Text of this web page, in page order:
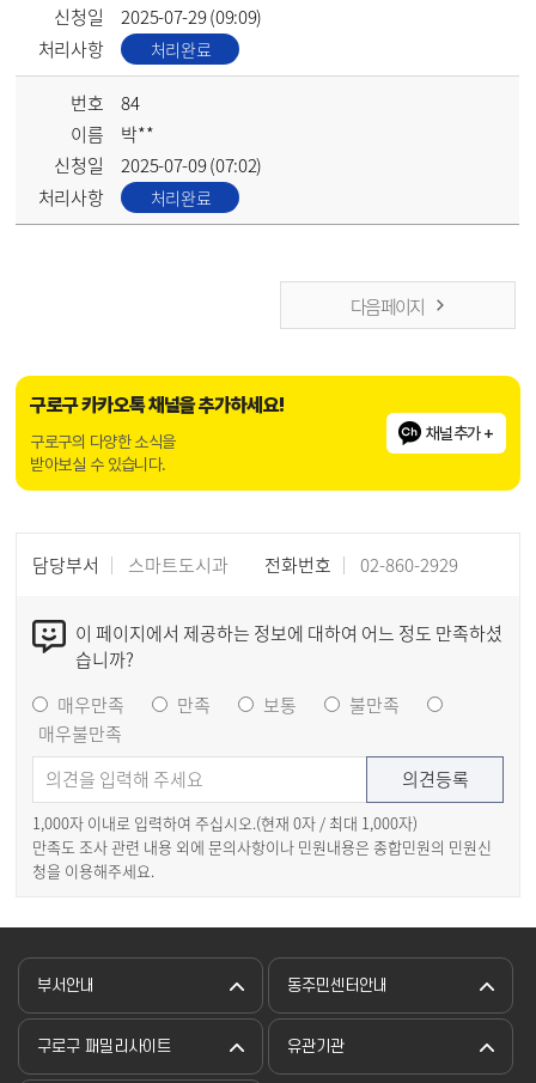
신청일
2025-07-29 (09:09)
처리사항
처리완료
번호
84
이름
박**
신청일
2025-07-09 (07:02)
처리사항
처리완료
다음 페이지
구로구 카카오톡 채널을 추가하세요!
구로구의 다양한 소식을
받아보실 수 있습니다.
채널추가 +
담당부서 스마트도시과 전화번호 02-860-2929
이 페이지에서 제공하는 정보에 대하여 어느 정도 만족하셨
습니까?
매우만족
만족 보통
불만족
매우불만족
1,000자 이내로 입력하여 주십시오.(현재 0자 / 최대 1,000자)
만족도 조사 관련 내용 외에 문의사항이나 민원내용은 종합민원의 민원신
청을 이용해주세요.
부서안내 동주민센터안내
구로구 패밀리사이트 유관기관